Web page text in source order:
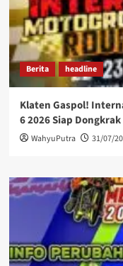
Berita headline
Klaten Gaspol!
6 2026 Siap
WahyuPutra 31/07/